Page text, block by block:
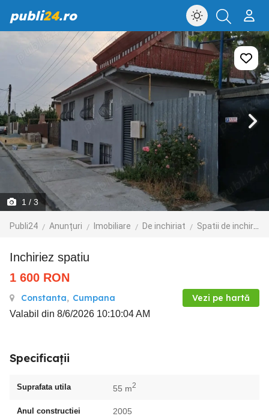
publi24.ro
1 / 3
Publi24 Anunțuri Imobiliare De inchiriat Spatii de inchiriat
Inchiriez spatiu
1 600 RON
Constanta, Cumpana Vezi pe hartă
Valabil din 8/6/2026 10:10:04 AM
Specificații
Suprafata utila 55 m2
Anul constructiei 2005